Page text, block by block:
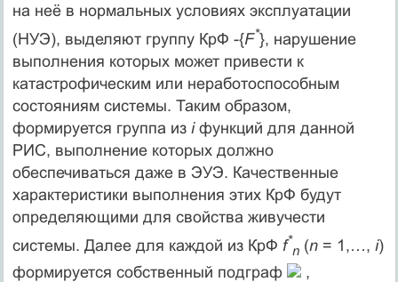
на неё в нормальных условиях эксплуатации
(НУЭ), выделяют группу КрФ -{F*}, нарушение
выполнения которых может привести к
катастрофическим или неработоспособным
состояниям системы. Таким образом,
формируется группа из iфункций для данной
РИС, выполнение которых должно
обеспечиваться даже в ЭУЭ. Качественные
характеристики выполнения этих КрФ будут
определяющими для свойства живучести
системы. Далее для каждой из КрФ f*
n(n = 1,…, i)
формируется собственный подграф
,